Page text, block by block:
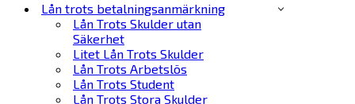
Lån trots betalningsanmärkning
Lån Trots Skulder utan
Säkerhet
Litet Lån Trots Skulder
Lån Trots Arbetslös
Lån Trots Student
Lån Trots Stora Skulder